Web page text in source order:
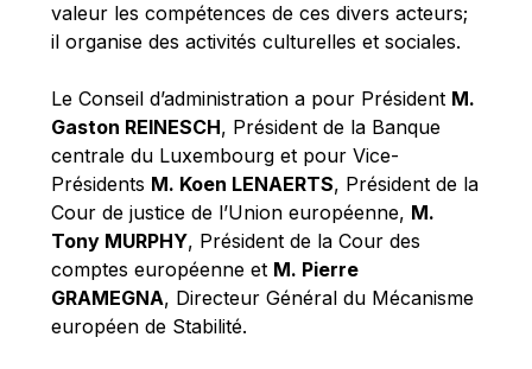
Walter Hagg
Werner Hoyer
Wolfgang Ketterle
Yasser Abed Rabbo
Yossi Beillin
Yves FRANCHET
Yves Mersch
valeur les compétences de ces divers acteurs;
il organise des activités culturelles et sociales.
Le Conseil d’administration a pour Président M.
Gaston REINESCH, Président de la Banque
centrale du Luxembourg et pour Vice-
Présidents M. Koen LENAERTS, Président de la
Cour de justice de l’Union européenne, M.
Tony MURPHY, Président de la Cour des
comptes européenne et M. Pierre
GRAMEGNA, Directeur Général du Mécanisme
européen de Stabilité.